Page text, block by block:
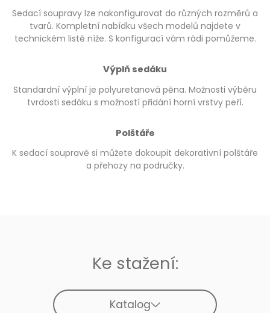
Sedací soupravy lze nakonfigurovat do různých rozměrů a
tvarů. Kompletní nabídku všech modelů najdete v
technickém listě níže. S konfigurací vám rádi pomůžeme.
Výplň sedáku
Standardní výplní je polyuretanová pěna. Možnosti výběru
tvrdosti sedáku s možností přidání horní vrstvy peří.
Polštáře
K sedací soupravě si můžete dokoupit dekorativní polštáře
a přehozy na područky.
Ke stažení:
Katalog